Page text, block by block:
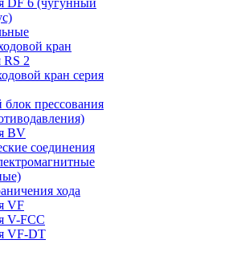
DF 6 (чугунный
кран
RS 2
кран серия
прессования
BV
соединения
хода
VF
V-FCC
VF-DT